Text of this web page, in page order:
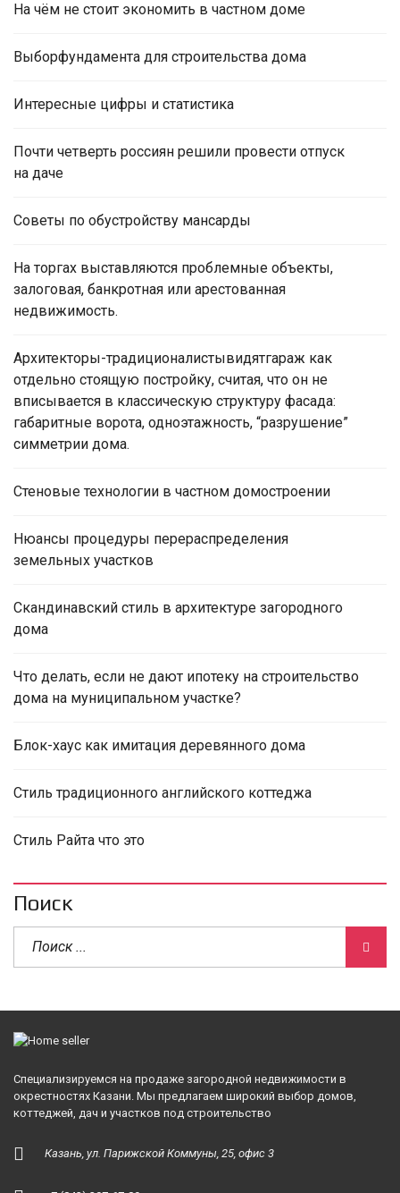
На чём не стоит экономить в частном доме
Выборфундамента для строительства дома
Интересные цифры и статистика
Почти четверть россиян решили провести отпуск
на даче
Советы по обустройству мансарды
На торгах выставляются проблемные объекты,
залоговая, банкротная или арестованная
недвижимость.
Архитекторы-традиционалистывидятгараж как
отдельно стоящую постройку, считая, что он не
вписывается в классическую структуру фасада:
габаритные ворота, одноэтажность, “разрушение”
симметрии дома.
Стеновые технологии в частном домостроении
Нюансы процедуры перераспределения
земельных участков
Скандинавский стиль в архитектуре загородного
дома
Что делать, если не дают ипотеку на строительство
дома на муниципальном участке?
Блок-хаус как имитация деревянного дома
Стиль традиционного английского коттеджа
Стиль Райта что это
Поиск
Специализируемся на продаже загородной недвижимости в
окрестностях Казани. Мы предлагаем широкий выбор домов,
коттеджей, дач и участков под строительство
Казань, ул. Парижской Коммуны, 25, офис 3